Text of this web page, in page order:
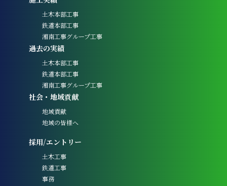
土木本部工事
鉄道本部工事
湘南工事グループ工事
過去の実績
土木本部工事
鉄道本部工事
湘南工事グループ工事
社会・地域貢献
地域貢献
地域の皆様へ
採用/エントリー
土木工事
鉄道工事
事務